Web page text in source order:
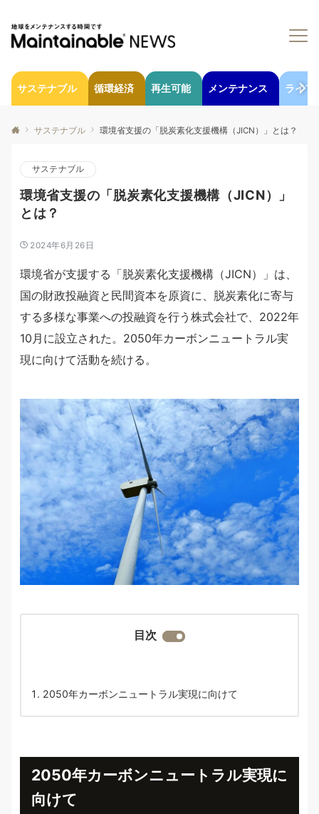
サステナブル 循環経済 再生可能 メンテナンス ライフ
サステナブル 環境省支援の「脱炭素化支援機構（JICN）」とは？
サステナブル
環境省支援の「脱炭素化支援機構（JICN）」
とは？
2024年6月26日
環境省が支援する「脱炭素化支援機構（JICN）」は、
国の財政投融資と民間資本を原資に、脱炭素化に寄与
する多様な事業への投融資を行う株式会社で、2022年
10月に設立された。2050年カーボンニュートラル実
現に向けて活動を続ける。
目次
2050年カーボンニュートラル実現に向けて
2050年カーボンニュートラル実現に
向けて